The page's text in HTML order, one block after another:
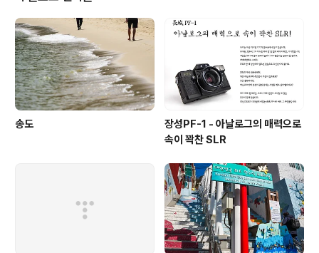
송도
장성PF-1 - 아날로그의 매력으로
속이 꽉찬 SLR